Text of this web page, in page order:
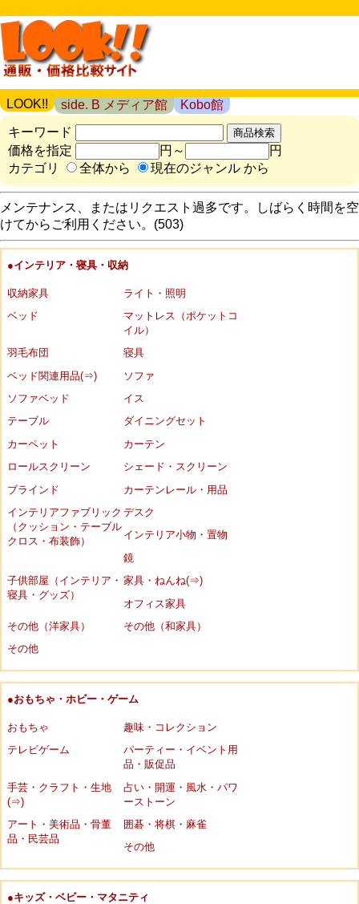
LOOK!! side. B メディア館
Kobo館
キーワード
価格を指定
円～
円
カテゴリ
全体から 現在のジャンル から
メンテナンス、またはリクエスト過多です。しばらく時間を空
けてからご利用ください。(503)
●インテリア・寝具・収納
収納家具
ライト・照明
ベッド
マットレス（ポケットコ
イル）
羽毛布団
寝具
ベッド関連用品(⇒)
ソファ
ソファベッド
イス
テーブル
ダイニングセット
カーペット
カーテン
ロールスクリーン
シェード・スクリーン
ブラインド
カーテンレール・用品
インテリアファブリック
（クッション・テーブル
クロス・布装飾）
デスク
インテリア小物・置物
鏡
子供部屋（インテリア・
寝具・グッズ）
家具・ねんね(⇒)
オフィス家具
その他（洋家具）
その他（和家具）
その他
●おもちゃ・ホビー・ゲーム
おもちゃ
趣味・コレクション
テレビゲーム
パーティー・イベント用
品・販促品
手芸・クラフト・生地
(⇒)
占い・開運・風水・パワ
ーストーン
アート・美術品・骨董
品・民芸品
囲碁・将棋・麻雀
その他
●キッズ・ベビー・マタニティ